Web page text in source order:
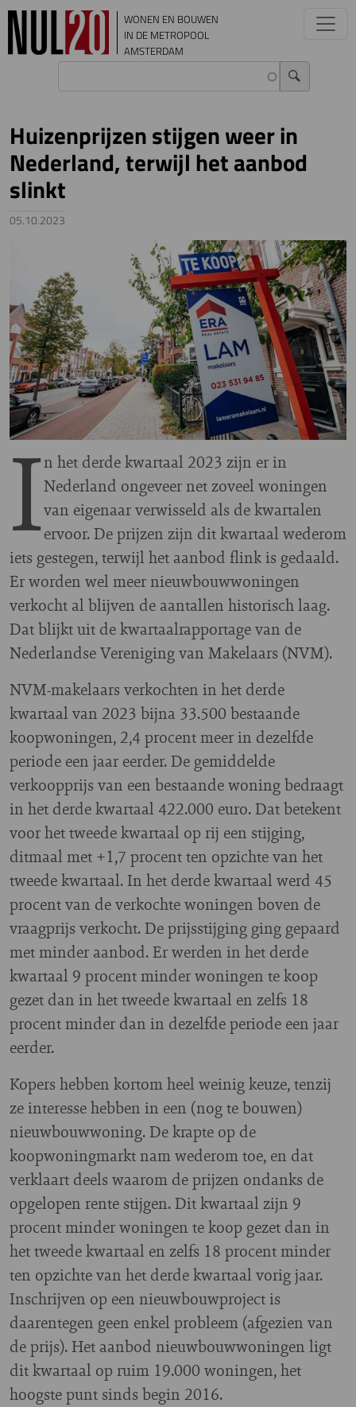
Overslaan en naar de inhoud gaan
WONEN EN BOUWEN
IN DE METROPOOL
AMSTERDAM
Huizenprijzen stijgen weer in
Nederland, terwijl het aanbod
slinkt
05.10.2023
In het derde kwartaal 2023 zijn er in
Nederland ongeveer net zoveel woningen
van eigenaar verwisseld als de kwartalen
ervoor. De prijzen zijn dit kwartaal wederom
iets gestegen, terwijl het aanbod flink is gedaald.
Er worden wel meer nieuwbouwwoningen
verkocht al blijven de aantallen historisch laag.
Dat blijkt uit de kwartaalrapportage van de
Nederlandse Vereniging van Makelaars (NVM).
NVM-makelaars verkochten in het derde
kwartaal van 2023 bijna 33.500 bestaande
koopwoningen, 2,4 procent meer in dezelfde
periode een jaar eerder. De gemiddelde
verkoopprijs van een bestaande woning bedraagt
in het derde kwartaal 422.000 euro. Dat betekent
voor het tweede kwartaal op rij een stijging,
ditmaal met +1,7 procent ten opzichte van het
tweede kwartaal. In het derde kwartaal werd 45
procent van de verkochte woningen boven de
vraagprijs verkocht. De prijsstijging ging gepaard
met minder aanbod. Er werden in het derde
kwartaal 9 procent minder woningen te koop
gezet dan in het tweede kwartaal en zelfs 18
procent minder dan in dezelfde periode een jaar
eerder.
Kopers hebben kortom heel weinig keuze, tenzij
ze interesse hebben in een (nog te bouwen)
nieuwbouwwoning. De krapte op de
koopwoningmarkt nam wederom toe, en dat
verklaart deels waarom de prijzen ondanks de
opgelopen rente stijgen. Dit kwartaal zijn 9
procent minder woningen te koop gezet dan in
het tweede kwartaal en zelfs 18 procent minder
ten opzichte van het derde kwartaal vorig jaar.
Inschrijven op een nieuwbouwproject is
daarentegen geen enkel probleem (afgezien van
de prijs). Het aanbod nieuwbouwwoningen ligt
dit kwartaal op ruim 19.000 woningen, het
hoogste punt sinds begin 2016.